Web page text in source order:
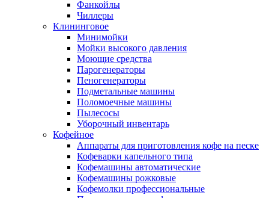
Фанкойлы
Чиллеры
Клининговое
Минимойки
Мойки высокого давления
Моющие средства
Парогенераторы
Пеногенераторы
Подметальные машины
Поломоечные машины
Пылесосы
Уборочный инвентарь
Кофейное
Аппараты для приготовления кофе на песке
Кофеварки капельного типа
Кофемашины автоматические
Кофемашины рожковые
Кофемолки профессиональные